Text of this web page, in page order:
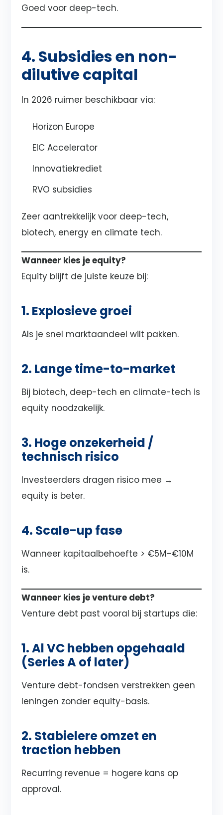
Goed voor deep-tech.
4. Subsidies en non-
dilutive capital
In 2026 ruimer beschikbaar via:
Horizon Europe
EIC Accelerator
Innovatiekrediet
RVO subsidies
Zeer aantrekkelijk voor deep-tech,
biotech, energy en climate tech.
Wanneer kies je equity?
Equity blijft de juiste keuze bij:
1. Explosieve groei
Als je snel marktaandeel wilt pakken.
2. Lange time-to-market
Bij biotech, deep-tech en climate-tech is
equity noodzakelijk.
3. Hoge onzekerheid /
technisch risico
Investeerders dragen risico mee →
equity is beter.
4. Scale-up fase
Wanneer kapitaalbehoefte > €5M–€10M
is.
Wanneer kies je venture debt?
Venture debt past vooral bij startups die:
1. Al VC hebben opgehaald
(Series A of later)
Venture debt-fondsen verstrekken geen
leningen zonder equity-basis.
2. Stabielere omzet en
traction hebben
Recurring revenue = hogere kans op
approval.